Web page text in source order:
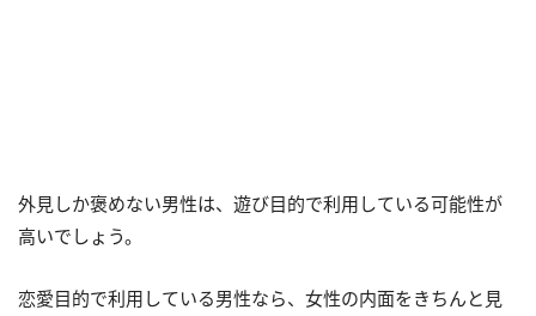
外見しか褒めない男性は、遊び目的で利用している可能性が
高いでしょう。
恋愛目的で利用している男性なら、女性の内面をきちんと見